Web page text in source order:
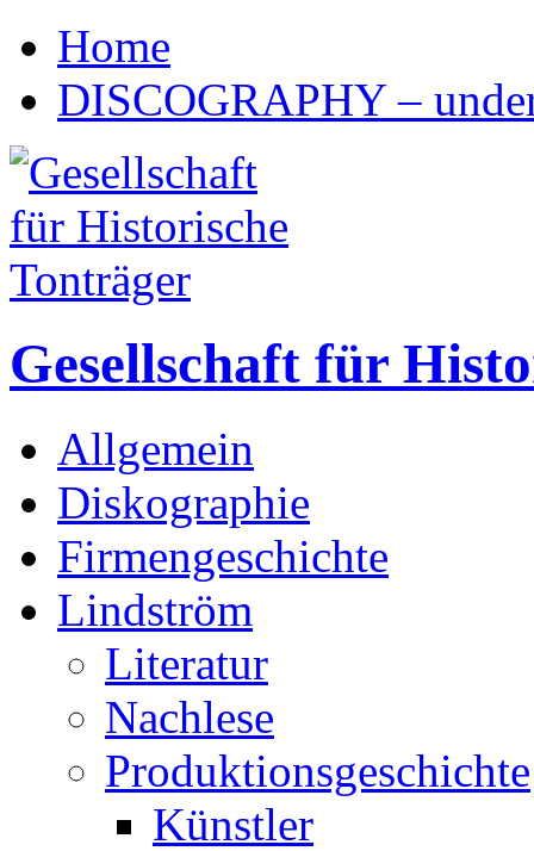
Home
DISCOGRAPHY –
Gesellschaft für
Allgemein
Diskographie
Firmengeschichte
Lindström
Literatur
Nachlese
Produktionsgeschichte
Künstler